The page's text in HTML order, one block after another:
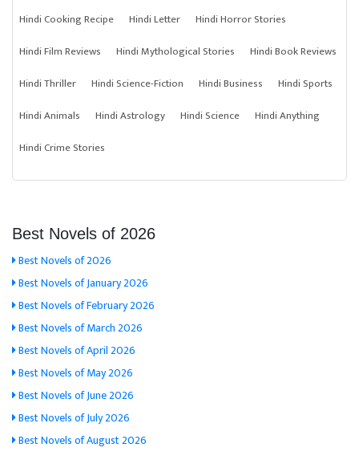
Hindi Cooking Recipe
Hindi Letter
Hindi Horror Stories
Hindi Film Reviews
Hindi Mythological Stories
Hindi Book Reviews
Hindi Thriller
Hindi Science-Fiction Hindi Business
Hindi Sports
Hindi Animals
Hindi Astrology Hindi Science
Hindi Anything
Hindi Crime Stories
Best Novels of 2026
Best Novels of 2026
Best Novels of January 2026
Best Novels of February 2026
Best Novels of March 2026
Best Novels of April 2026
Best Novels of May 2026
Best Novels of June 2026
Best Novels of July 2026
Best Novels of August 2026